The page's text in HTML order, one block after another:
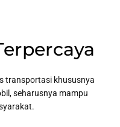
transportasi khususnya
seharusnya mampu